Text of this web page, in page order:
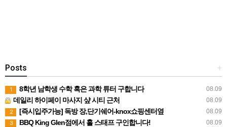
+
Posts
08.09
1 8학년 남학생 수학 혹은 과학 튜터 구합니다
08.09
데일리 하이페이 마사지 샾 시티 근처
08.09
2 [즉시입주가능] 독방 장,단기쉐어-knox쇼핑센터옆
08.09
3 BBQ King Glen점에서 홀 스태프 구인합니다!